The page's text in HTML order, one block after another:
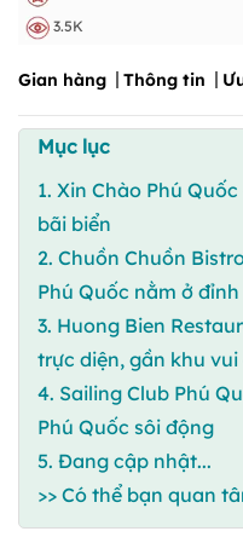
3.5K
Gian hàng Thông tin
Mục lục
1. Xin Chào Phú
bãi biển
2. Chuồn Chuồn
Phú Quốc nằm ở
3. Huong Bien
trực diện, gần khu
4. Sailing Club Phú
Phú Quốc sôi động
5. Đang cập nhật...
>> Có thể bạn quan